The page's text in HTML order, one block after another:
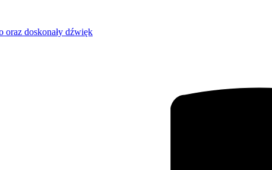
oraz doskonały dźwięk